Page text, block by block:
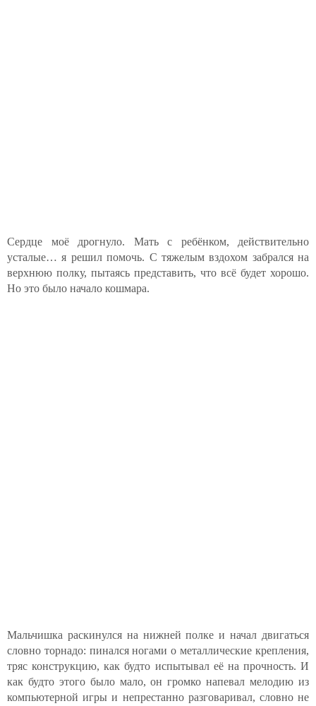
Сердце моё дрогнуло. Мать с ребёнком, действительно
усталые… я решил помочь. С тяжелым вздохом забрался на
верхнюю полку, пытаясь представить, что всё будет хорошо.
Но это было начало кошмара.
Мальчишка раскинулся на нижней полке и начал двигаться
словно торнадо: пинался ногами о металлические крепления,
тряс конструкцию, как будто испытывал её на прочность. И
как будто этого было мало, он громко напевал мелодию из
компьютерной игры и непрестанно разговаривал, словно не